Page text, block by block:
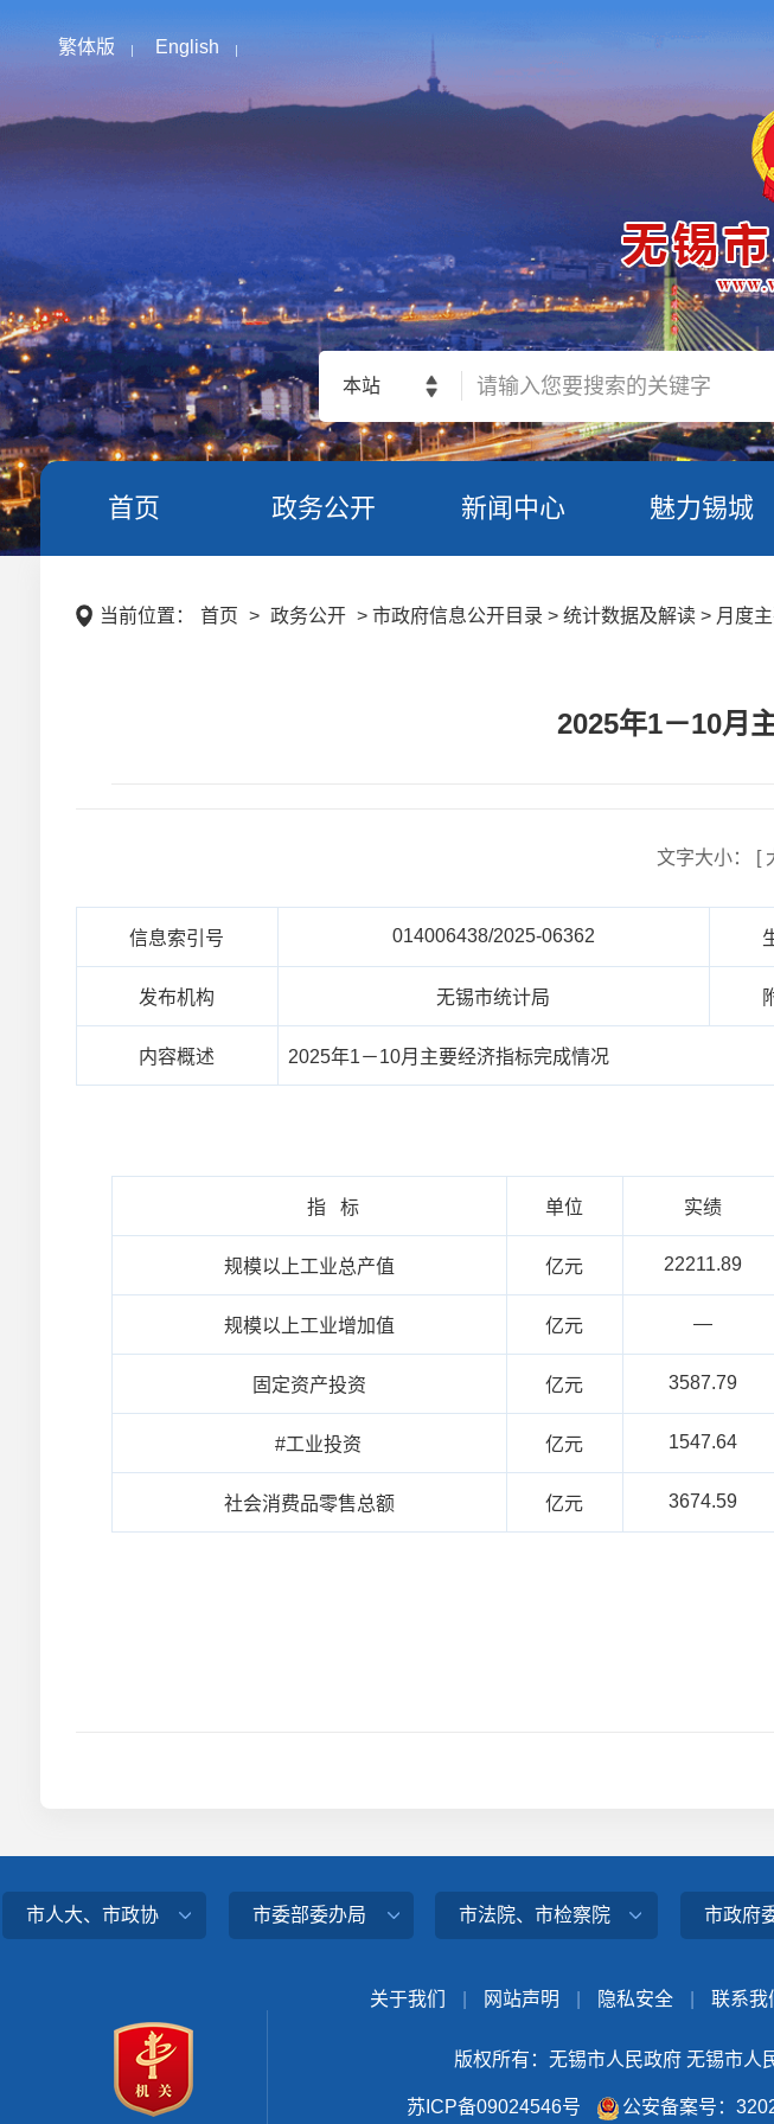
繁体版 English
本站
首页 政务公开 新闻中心 魅力锡城
当前位置： 首页 > 政务公开 > 市政府信息公开目录 > 统计数据及解读 > 月度
2025年1－10月
文字大小： [
信息索引号 014006438/2025-06362
发布机构 无锡市统计局
内容概述 2025年1－10月主要经济指标完成情况
指 标 单位 实绩
规模以上工业总产值 亿元 22211.89
规模以上工业增加值 亿元 —
固定资产投资 亿元 3587.79
#工业投资 亿元 1547.64
社会消费品零售总额 亿元 3674.59
市人大、市政协 市委部委办局 市法院、市检察院 市政府
关于我们 网站声明 隐私安全 联系我
版权所有：无锡市人民政府 无锡市人
苏ICP备09024546号 公安备案号：